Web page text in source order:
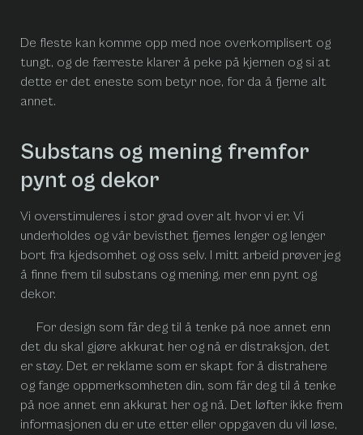
De fleste kan komme opp med noe overkomplisert og
tungt, og de færreste klarer å peke på kjernen og si at
dette er det eneste som betyr noe, for da å fjerne alt
annet.
Substans og mening fremfor
pynt og dekor
Vi overstimuleres i stor grad over alt hvor vi er. Vi
underholdes og vår bevisthet fjernes lenger og lenger
bort fra kjedsomhet og oss selv. I mitt arbeid prøver jeg
å finne frem til substans og mening, mer enn pynt og
dekor.
For design som får deg til å tenke på noe annet enn
det du skal gjøre akkurat her og nå er distraksjon, det
er støy. Det er reklame som er skapt for å distrahere
og fange oppmerksomheten din, som får deg til å tenke
på noe annet enn akkurat her og nå. Det løfter ikke frem
informasjonen du er ute etter eller oppgaven du vil løse,